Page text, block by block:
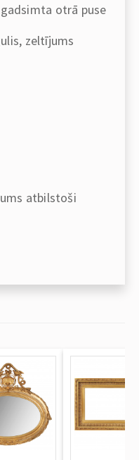
otrā puse
zeltījums
atbilstoši